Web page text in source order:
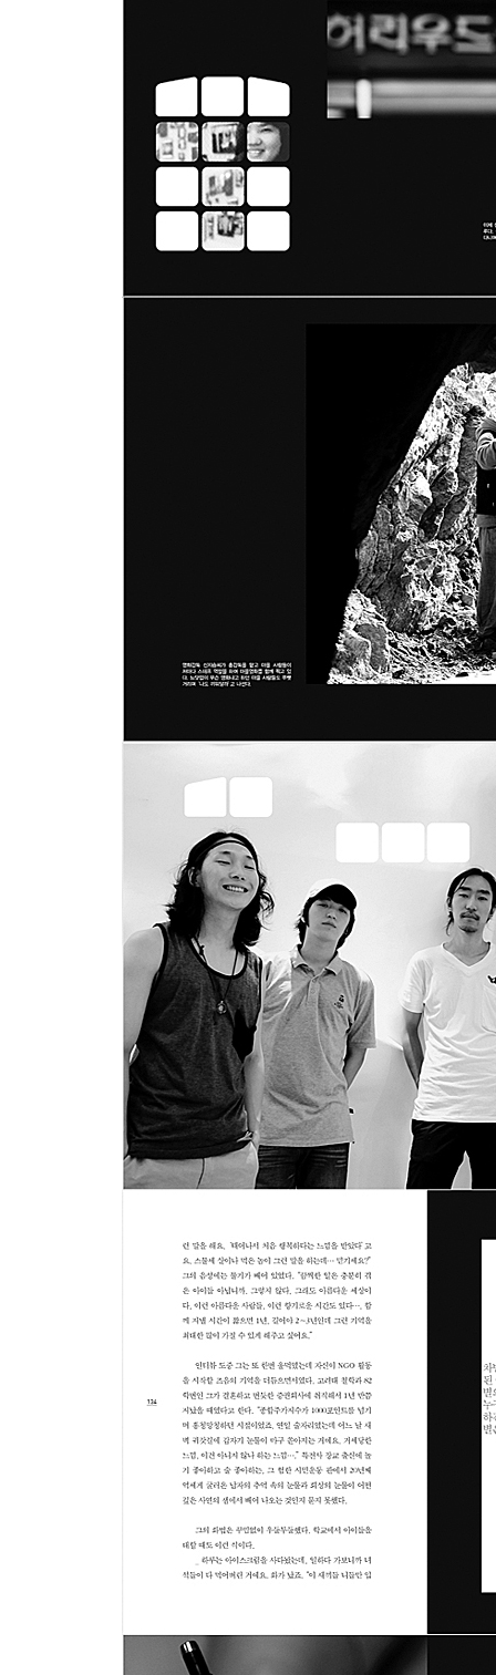
23 가수로 살다 가고 싶은 욕심뿐: 가수 주정이
24 향토 맛까지 막 거르진 마시라: 막걸리
25 긴장하지 않으면 언제 사라질지 모르죠: 출판사
26 성균관 다 죽었다고 유림에게 욕 많이 먹었지: